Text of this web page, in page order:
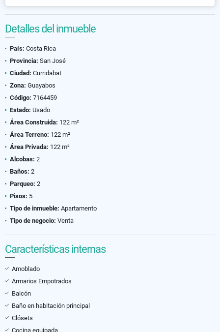
Detalles del inmueble
País: Costa Rica
Provincia: San José
Ciudad: Curridabat
Zona: Guayabos
Código: 7164459
Estado: Usado
Área Construida: 122 m²
Área Terreno: 122 m²
Área Privada: 122 m²
Alcobas: 2
Baños: 2
Parqueo: 2
Pisos: 5
Tipo de inmueble: Apartamento
Tipo de negocio: Venta
Características internas
Amoblado
Armarios Empotrados
Balcón
Baño en habitación principal
Clósets
Cocina equipada